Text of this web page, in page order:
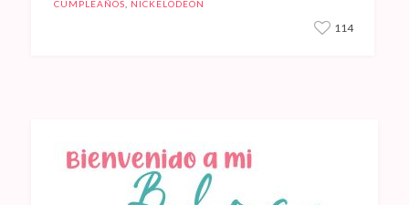
CUMPLEAÑOS NICKELODEON
114